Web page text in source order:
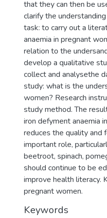
that they can then be
clarify the
task: to carry out a
anaemia in pregnant
relation to the
develop a qualitative
collect and analysethe
study: what is the
women? Research
study method. The
iron defyment anaemia
reduces the quality and
important role,
beetroot, spinach,
should continue to be
improve health literacy.
pregnant women.
Keywords